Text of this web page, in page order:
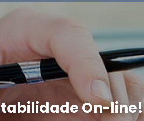
On-line!